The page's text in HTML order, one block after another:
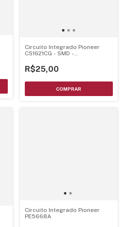
Circuito Integrado Pioneer
CS1621CG - SMD -
R$25,00
Circuito Integrado Pioneer
PE5668A